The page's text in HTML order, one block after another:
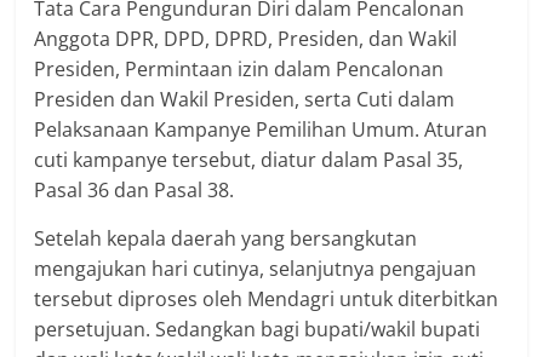
Tata Cara Pengunduran Diri dalam Pencalonan
Anggota DPR, DPD, DPRD, Presiden, dan Wakil
Presiden, Permintaan izin dalam Pencalonan
Presiden dan Wakil Presiden, serta Cuti dalam
Pelaksanaan Kampanye Pemilihan Umum. Aturan
cuti kampanye tersebut, diatur dalam Pasal 35,
Pasal 36 dan Pasal 38.
Setelah kepala daerah yang bersangkutan
mengajukan hari cutinya, selanjutnya pengajuan
tersebut diproses oleh Mendagri untuk diterbitkan
persetujuan. Sedangkan bagi bupati/wakil bupati